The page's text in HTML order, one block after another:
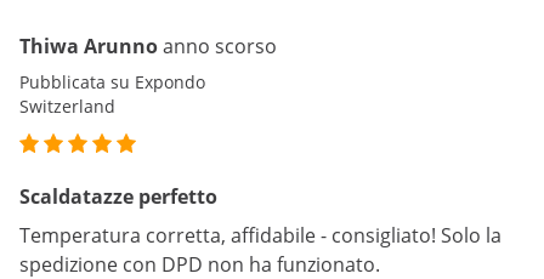
Thiwa Arunnoanno scorso
Pubblicata su Expondo
Switzerland
Scaldatazze perfetto
Temperatura corretta, affidabile - consigliato! Solo la
spedizione con DPD non ha funzionato.